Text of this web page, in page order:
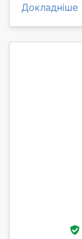
Докладніше